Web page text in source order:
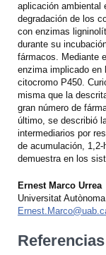
aplicación ambiental
degradación de los
con enzimas
durante su
fármacos. Mediante
enzima implicado en
citocromo P450.
misma que la
gran número de
último, se describió
intermediarios por
de acumulación,
demuestra en los
Ernest Marco Urrea
Universitat
Referencias